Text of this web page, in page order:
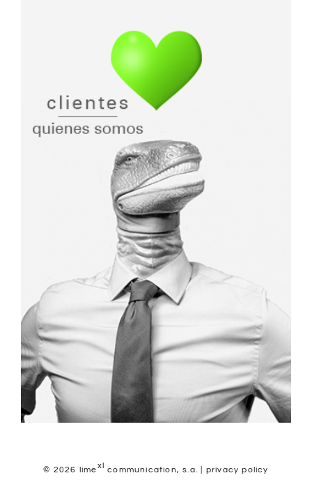
© 2026 limexl communication, s.a. | privacy policy